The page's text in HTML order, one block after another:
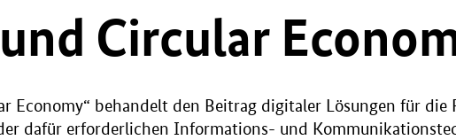
Circular
Economy“ behandelt den Beitrag digitaler Lösungen für die
dafür erforderlichen Informations- und